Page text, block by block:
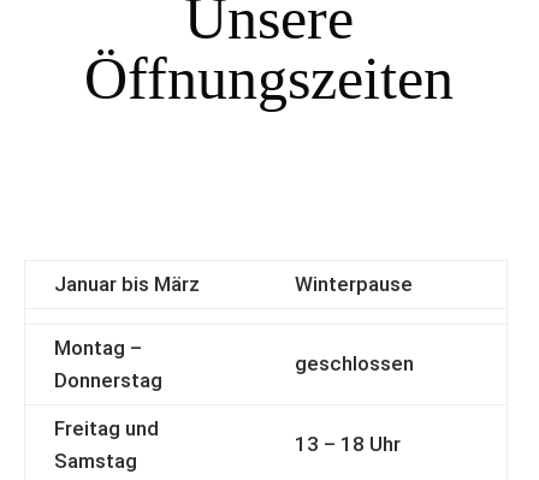
Unsere
Öffnungszeiten
Januar bis März Winterpause
Montag –
Donnerstag
geschlossen
Freitag und
Samstag
13 – 18 Uhr